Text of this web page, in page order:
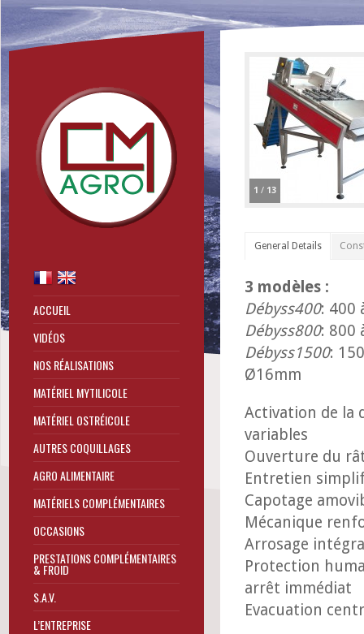
1 / 13
General Details
3 modèles :
Débyss400: 400
Débyss800: 800
Débyss1500:
Ø16mm
Activation de la
variables
Ouverture du
Entretien
Capotage
Mécanique
Arrosage
Protection
arrêt immédiat
Evacuation
ACCUEIL
VIDÉOS
NOS RÉALISATIONS
MATÉRIEL MYTILICOLE
MATÉRIEL OSTRÉICOLE
AUTRES COQUILLAGES
AGRO ALIMENTAIRE
MATÉRIELS COMPLÉMENTAIRES
OCCASIONS
PRESTATIONS COMPLÉMENTAIRES
& FROID
S.A.V.
L’ENTREPRISE